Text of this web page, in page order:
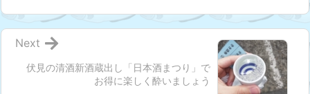
伏見の清酒新酒蔵出し「日本酒まつり」で
お得に楽しく酔いましょう
Next